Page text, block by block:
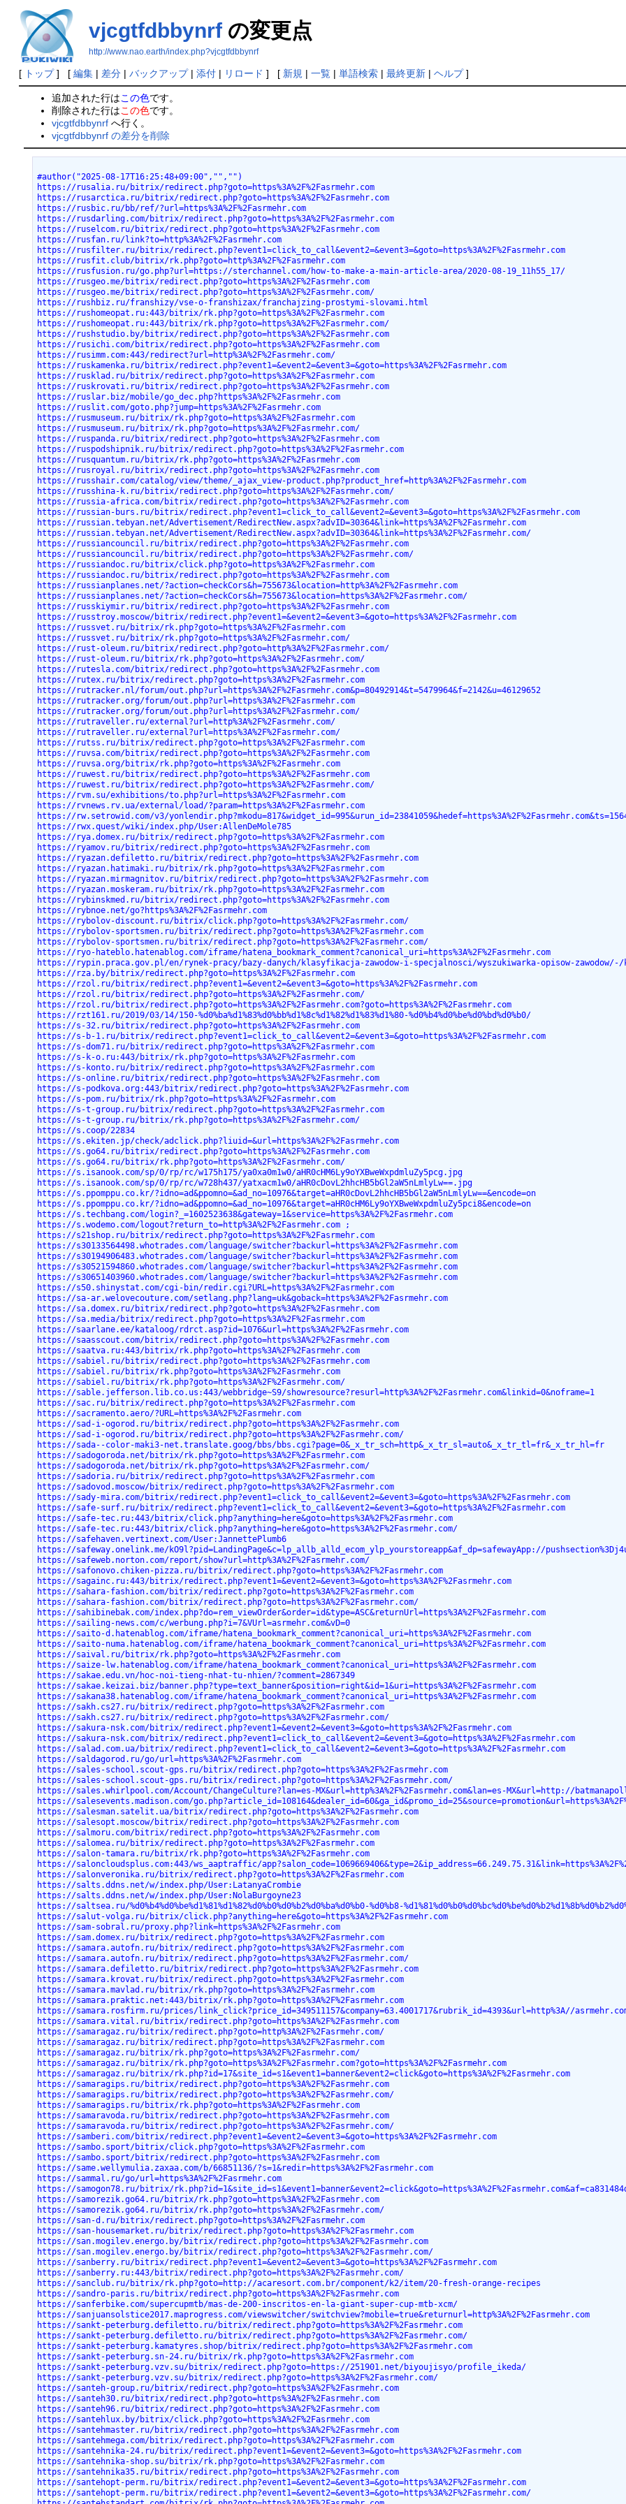
vjcgtfdbbynrfの変更点
http://www.nao.earth/index.php?vjcgtfdbbynrf
[ トップ] [ 編集| 差分| バックアップ| 添付| リロード ] [ 新規 | 一覧| 単語検索| 最終更新| ヘルプ]
追加された行はこの色です。
削除された行はこの色です。
vjcgtfdbbynrf へ行く。
vjcgtfdbbynrf の差分を削除
#author("2025-08-17T16:25:48+09:00","","")
https://rusalia.ru/bitrix/redirect.php?goto=https%3A%2F%2Fasrmehr.com
https://rusarctica.ru/bitrix/redirect.php?goto=https%3A%2F%2Fasrmehr.com
https://rusbic.ru/bb/ref/?url=https%3A%2F%2Fasrmehr.com
https://rusdarling.com/bitrix/redirect.php?goto=https%3A%2F%2Fasrmehr.com
https://ruselcom.ru/bitrix/redirect.php?goto=https%3A%2F%2Fasrmehr.com
https://rusfan.ru/link?to=http%3A%2F%2Fasrmehr.com
https://rusfilter.ru/bitrix/redirect.php?event1=click_to_call&event2=&event3=&goto=https%3A%2F%2Fasrmehr.com
https://rusfit.club/bitrix/rk.php?goto=http%3A%2F%2Fasrmehr.com
https://rusfusion.ru/go.php?url=https://sterchannel.com/how-to-make-a-main-article-area/2020-08-19_11h55_17/
https://rusgeo.me/bitrix/redirect.php?goto=https%3A%2F%2Fasrmehr.com
https://rusgeo.me/bitrix/redirect.php?goto=https%3A%2F%2Fasrmehr.com/
https://rushbiz.ru/franshizy/vse-o-franshizax/franchajzing-prostymi-slovami.html
https://rushomeopat.ru:443/bitrix/rk.php?goto=https%3A%2F%2Fasrmehr.com
https://rushomeopat.ru:443/bitrix/rk.php?goto=https%3A%2F%2Fasrmehr.com/
https://rushstudio.by/bitrix/redirect.php?goto=https%3A%2F%2Fasrmehr.com
https://rusichi.com/bitrix/redirect.php?goto=https%3A%2F%2Fasrmehr.com
https://rusimm.com:443/redirect?url=http%3A%2F%2Fasrmehr.com/
https://ruskamenka.ru/bitrix/redirect.php?event1=&event2=&event3=&goto=https%3A%2F%2Fasrmehr.com
https://rusklad.ru/bitrix/redirect.php?goto=https%3A%2F%2Fasrmehr.com
https://ruskrovati.ru/bitrix/redirect.php?goto=https%3A%2F%2Fasrmehr.com
https://ruslar.biz/mobile/go_dec.php?https%3A%2F%2Fasrmehr.com
https://ruslit.com/goto.php?jump=https%3A%2F%2Fasrmehr.com
https://rusmuseum.ru/bitrix/rk.php?goto=https%3A%2F%2Fasrmehr.com
https://rusmuseum.ru/bitrix/rk.php?goto=https%3A%2F%2Fasrmehr.com/
https://ruspanda.ru/bitrix/redirect.php?goto=https%3A%2F%2Fasrmehr.com
https://ruspodshipnik.ru/bitrix/redirect.php?goto=https%3A%2F%2Fasrmehr.com
https://rusquantum.ru/bitrix/rk.php?goto=https%3A%2F%2Fasrmehr.com
https://rusroyal.ru/bitrix/redirect.php?goto=https%3A%2F%2Fasrmehr.com
https://russhair.com/catalog/view/theme/_ajax_view-product.php?product_href=http%3A%2F%2Fasrmehr.com
https://russhina-k.ru/bitrix/redirect.php?goto=https%3A%2F%2Fasrmehr.com/
https://russia-africa.com/bitrix/redirect.php?goto=https%3A%2F%2Fasrmehr.com
https://russian-burs.ru/bitrix/redirect.php?event1=click_to_call&event2=&event3=&goto=https%3A%2F%2Fasrmehr.com
https://russian.tebyan.net/Advertisement/RedirectNew.aspx?advID=30364&link=https%3A%2F%2Fasrmehr.com
https://russian.tebyan.net/Advertisement/RedirectNew.aspx?advID=30364&link=https%3A%2F%2Fasrmehr.com/
https://russiancouncil.ru/bitrix/redirect.php?goto=https%3A%2F%2Fasrmehr.com
https://russiancouncil.ru/bitrix/redirect.php?goto=https%3A%2F%2Fasrmehr.com/
https://russiandoc.ru/bitrix/click.php?goto=https%3A%2F%2Fasrmehr.com
https://russiandoc.ru/bitrix/redirect.php?goto=https%3A%2F%2Fasrmehr.com
https://russianplanes.net/?action=checkCors&h=755673&location=http%3A%2F%2Fasrmehr.com
https://russianplanes.net/?action=checkCors&h=755673&location=https%3A%2F%2Fasrmehr.com/
https://russkiymir.ru/bitrix/redirect.php?goto=https%3A%2F%2Fasrmehr.com
https://russtroy.moscow/bitrix/redirect.php?event1=&event2=&event3=&goto=https%3A%2F%2Fasrmehr.com
https://russvet.ru/bitrix/rk.php?goto=https%3A%2F%2Fasrmehr.com
https://russvet.ru/bitrix/rk.php?goto=https%3A%2F%2Fasrmehr.com/
https://rust-oleum.ru/bitrix/redirect.php?goto=http%3A%2F%2Fasrmehr.com/
https://rust-oleum.ru/bitrix/rk.php?goto=https%3A%2F%2Fasrmehr.com/
https://rutesla.com/bitrix/redirect.php?goto=https%3A%2F%2Fasrmehr.com
https://rutex.ru/bitrix/redirect.php?goto=https%3A%2F%2Fasrmehr.com
https://rutracker.nl/forum/out.php?url=https%3A%2F%2Fasrmehr.com&p=80492914&t=5479964&f=2142&u=46129652
https://rutracker.org/forum/out.php?url=https%3A%2F%2Fasrmehr.com
https://rutracker.org/forum/out.php?url=https%3A%2F%2Fasrmehr.com/
https://rutraveller.ru/external?url=http%3A%2F%2Fasrmehr.com/
https://rutraveller.ru/external?url=https%3A%2F%2Fasrmehr.com/
https://rutss.ru/bitrix/redirect.php?goto=https%3A%2F%2Fasrmehr.com
https://ruvsa.com/bitrix/redirect.php?goto=https%3A%2F%2Fasrmehr.com
https://ruvsa.org/bitrix/rk.php?goto=https%3A%2F%2Fasrmehr.com
https://ruwest.ru/bitrix/redirect.php?goto=https%3A%2F%2Fasrmehr.com
https://ruwest.ru/bitrix/redirect.php?goto=https%3A%2F%2Fasrmehr.com/
https://rvm.su/exhibitions/to.php?url=https%3A%2F%2Fasrmehr.com
https://rvnews.rv.ua/external/load/?param=https%3A%2F%2Fasrmehr.com
https://rw.setrowid.com/v3/
https://rwx.quest/wiki/index.php/User:AllenDeMole785
https://rya.domex.ru/bitrix/redirect.php?goto=https%3A%2F%2Fasrmehr.com
https://ryamov.ru/bitrix/redirect.php?goto=https%3A%2F%2Fasrmehr.com
https://ryazan.defiletto.ru/bitrix/redirect.php?goto=https%3A%2F%2Fasrmehr.com
https://ryazan.hatimaki.ru/bitrix/rk.php?goto=https%3A%2F%2Fasrmehr.com
https://ryazan.mirmagnitov.ru/bitrix/redirect.php?goto=https%3A%2F%2Fasrmehr.com
https://ryazan.moskeram.ru/bitrix/rk.php?goto=https%3A%2F%2Fasrmehr.com
https://rybinskmed.ru/bitrix/redirect.php?goto=https%3A%2F%2Fasrmehr.com
https://rybnoe.net/go?https%3A%2F%2Fasrmehr.com
https://rybolov-discount.ru/bitrix/click.php?goto=https%3A%2F%2Fasrmehr.com/
https://rybolov-sportsmen.ru/bitrix/redirect.php?goto=https%3A%2F%2Fasrmehr.com
https://rybolov-sportsmen.ru/bitrix/redirect.php?goto=https%3A%2F%2Fasrmehr.com/
https://ryo-hateblo.hatenablog.com/iframe/hatena_bookmark_comment?canonical_uri=https%3A%2F%2Fasrmehr.com
https://rypin.praca.gov.pl/en/rynek-pracy/bazy-danych/klasyfikacja-zawodow-i-specjalnosci/wyszukiwarka-opisow-zawodow/-/
https://rza.by/bitrix/redirect.php?goto=https%3A%2F%2Fasrmehr.com
https://rzol.ru/bitrix/redirect.php?event1=&event2=&event3=&goto=https%3A%2F%2Fasrmehr.com
https://rzol.ru/bitrix/redirect.php?goto=https%3A%2F%2Fasrmehr.com/
https://rzol.ru/bitrix/redirect.php?goto=https%3A%2F%2Fasrmehr.com?goto=https%3A%2F%2Fasrmehr.com
https://rzt161.ru/2019/03/14/150-%d0%ba%d1%83%d0%bb%d1%8c%d1%82%d1%83%d1%80-%d0%b4%d0%be%d0%bd%d0%b0/
https://s-32.ru/bitrix/redirect.php?goto=https%3A%2F%2Fasrmehr.com
https://s-b-1.ru/bitrix/redirect.php?event1=click_to_call&event2=&event3=&goto=https%3A%2F%2Fasrmehr.com
https://s-dom71.ru/bitrix/redirect.php?goto=https%3A%2F%2Fasrmehr.com
https://s-k-o.ru:443/bitrix/rk.php?goto=https%3A%2F%2Fasrmehr.com
https://s-konto.ru/bitrix/redirect.php?goto=https%3A%2F%2Fasrmehr.com
https://s-online.ru/bitrix/redirect.php?goto=https%3A%2F%2Fasrmehr.com
https://s-podkova.org:443/bitrix/redirect.php?goto=https%3A%2F%2Fasrmehr.com
https://s-pom.ru/bitrix/rk.php?goto=https%3A%2F%2Fasrmehr.com
https://s-t-group.ru/bitrix/redirect.php?goto=https%3A%2F%2Fasrmehr.com
https://s-t-group.ru/bitrix/rk.php?goto=https%3A%2F%2Fasrmehr.com/
https://s.coop/22834
https://s.ekiten.jp/check/adclick.php?liuid=&url=https%3A%2F%2Fasrmehr.com
https://s.go64.ru/bitrix/redirect.php?goto=https%3A%2F%2Fasrmehr.com
https://s.go64.ru/bitrix/rk.php?goto=https%3A%2F%2Fasrmehr.com/
https://s.isanook.com/sp/0/rp/rc/w175h175/ya0xa0m1w0/aHR0cHM6Ly9oYXBweWxpdmluZy5pcg.jpg
https://s.isanook.com/sp/0/rp/rc/w728h437/yatxacm1w0/aHR0cDovL2hhcHB5bGl2aW5nLmlyLw==.jpg
https://s.ppomppu.co.kr/?idno=ad&ppomno=&ad_no=10976&target=aHR0cDovL2hhcHB5bGl2aW5nLmlyLw==&encode=on
https://s.ppomppu.co.kr/?idno=ad&ppomno=&ad_no=10976&target=aHR0cHM6Ly9oYXBweWxpdmluZy5pci8&encode=on
https://s.techbang.com/login?_=1602523638&gateway=1&service=https%3A%2F%2Fasrmehr.com
https://s.wodemo.com/logout?return_to=http%3A%2F%2Fasrmehr.com ;
https://s21shop.ru/bitrix/redirect.php?goto=https%3A%2F%2Fasrmehr.com
https://s30133564498.whotrades.com/language/switcher?backurl=https%3A%2F%2Fasrmehr.com
https://s30194906483.whotrades.com/language/switcher?backurl=https%3A%2F%2Fasrmehr.com
https://s30521594860.whotrades.com/language/switcher?backurl=https%3A%2F%2Fasrmehr.com
https://s30651403960.whotrades.com/language/switcher?backurl=https%3A%2F%2Fasrmehr.com
https://s50.shinystat.com/cgi-bin/redir.cgi?URL=https%3A%2F%2Fasrmehr.com
https://sa-ar.welovecouture.com/setlang.php?lang=uk&goback=https%3A%2F%2Fasrmehr.com
https://sa.domex.ru/bitrix/redirect.php?goto=https%3A%2F%2Fasrmehr.com
https://sa.media/bitrix/redirect.php?goto=https%3A%2F%2Fasrmehr.com
https://saarlane.ee/kataloog/rdrct.asp?id=1076&url=https%3A%2F%2Fasrmehr.com
https://saasscout.com/bitrix/redirect.php?goto=https%3A%2F%2Fasrmehr.com
https://saatva.ru:443/bitrix/rk.php?goto=https%3A%2F%2Fasrmehr.com
https://sabiel.ru/bitrix/redirect.php?goto=https%3A%2F%2Fasrmehr.com
https://sabiel.ru/bitrix/rk.php?goto=https%3A%2F%2Fasrmehr.com
https://sabiel.ru/bitrix/rk.php?goto=https%3A%2F%2Fasrmehr.com/
https://sable.jefferson.lib.co.us:443/webbridge~S9/showresource?resurl=http%3A%2F%2Fasrmehr.com&linkid=0&noframe=1
https://sac.ru/bitrix/redirect.php?goto=https%3A%2F%2Fasrmehr.com
https://sacramento.aero/?URL=https%3A%2F%2Fasrmehr.com
https://sad-i-ogorod.ru/bitrix/redirect.php?goto=https%3A%2F%2Fasrmehr.com
https://sad-i-ogorod.ru/bitrix/redirect.php?goto=https%3A%2F%2Fasrmehr.com/
https://sada--color-maki3-net.translate.goog/bbs/bbs.cgi?page=0&_x_tr_sch=http&_x_tr_sl=auto&_x_tr_tl=fr&_x_tr_hl=fr
https://sadogoroda.net/bitrix/rk.php?goto=https%3A%2F%2Fasrmehr.com
https://sadogoroda.net/bitrix/rk.php?goto=https%3A%2F%2Fasrmehr.com/
https://sadoria.ru/bitrix/redirect.php?goto=https%3A%2F%2Fasrmehr.com
https://sadovod.moscow/bitrix/redirect.php?goto=https%3A%2F%2Fasrmehr.com
https://sady-mira.com/bitrix/redirect.php?event1=click_to_call&event2=&event3=&goto=https%3A%2F%2Fasrmehr.com
https://safe-surf.ru/bitrix/redirect.php?event1=click_to_call&event2=&event3=&goto=https%3A%2F%2Fasrmehr.com
https://safe-tec.ru:443/bitrix/click.php?anything=here&goto=https%3A%2F%2Fasrmehr.com
https://safe-tec.ru:443/bitrix/click.php?anything=here&goto=https%3A%2F%2Fasrmehr.com/
https://safehaven.vertinext.com/User:JannettePlumb6
https://safeway.onelink.me/kO9l?pid=LandingPage&c=lp_allb_alld_ecom_ylp_yourstoreapp&af_dp=safewayApp://
https://safeweb.norton.com/report/show?url=http%3A%2F%2Fasrmehr.com/
https://safonovo.chiken-pizza.ru/bitrix/redirect.php?goto=https%3A%2F%2Fasrmehr.com
https://sagainc.ru:443/bitrix/redirect.php?event1=&event2=&event3=&goto=https%3A%2F%2Fasrmehr.com
https://sahara-fashion.com/bitrix/redirect.php?goto=https%3A%2F%2Fasrmehr.com
https://sahara-fashion.com/bitrix/redirect.php?goto=https%3A%2F%2Fasrmehr.com/
https://sahibinebak.com/index.php?do=rem_viewOrder&order=id&type=ASC&returnUrl=https%3A%2F%2Fasrmehr.com
https://sailing-news.com/c/werbung.php?i=7&VUrl=asrmehr.com&vD=0
https://saito-d.hatenablog.com/iframe/hatena_bookmark_comment?canonical_uri=https%3A%2F%2Fasrmehr.com
https://saito-numa.hatenablog.com/iframe/hatena_bookmark_comment?canonical_uri=https%3A%2F%2Fasrmehr.com
https://saival.ru/bitrix/rk.php?goto=https%3A%2F%2Fasrmehr.com
https://saize-lw.hatenablog.com/iframe/hatena_bookmark_comment?canonical_uri=https%3A%2F%2Fasrmehr.com
https://sakae.edu.vn/hoc-noi-tieng-nhat-tu-nhien/?comment=2867349
https://sakae.keizai.biz/banner.php?type=text_banner&position=right&id=1&uri=https%3A%2F%2Fasrmehr.com
https://sakana38.hatenablog.com/iframe/hatena_bookmark_comment?canonical_uri=https%3A%2F%2Fasrmehr.com
https://sakh.cs27.ru/bitrix/redirect.php?goto=https%3A%2F%2Fasrmehr.com
https://sakh.cs27.ru/bitrix/redirect.php?goto=https%3A%2F%2Fasrmehr.com/
https://sakura-nsk.com/bitrix/redirect.php?event1=&event2=&event3=&goto=https%3A%2F%2Fasrmehr.com
https://sakura-nsk.com/bitrix/redirect.php?event1=click_to_call&event2=&event3=&goto=https%3A%2F%2Fasrmehr.com
https://salad.com.ua/bitrix/redirect.php?event1=click_to_call&event2=&event3=&goto=https%3A%2F%2Fasrmehr.com
https://saldagorod.ru/go/url=https%3A%2F%2Fasrmehr.com
https://sales-school.scout-gps.ru/bitrix/redirect.php?goto=https%3A%2F%2Fasrmehr.com
https://sales-school.scout-gps.ru/bitrix/redirect.php?goto=https%3A%2F%2Fasrmehr.com/
https://sales.whirlpool.com/Account/ChangeCulture?lan=es-MX&url=http%3A%2F%2Fasrmehr.com&lan=es-MX&url=http://
https://salesevents.madison.com/
https://salesman.satelit.ua/bitrix/redirect.php?goto=https%3A%2F%2Fasrmehr.com
https://salesopt.moscow/bitrix/redirect.php?goto=https%3A%2F%2Fasrmehr.com
https://salmoru.com/bitrix/redirect.php?goto=https%3A%2F%2Fasrmehr.com
https://salomea.ru/bitrix/redirect.php?goto=https%3A%2F%2Fasrmehr.com
https://salon-tamara.ru/bitrix/rk.php?goto=https%3A%2F%2Fasrmehr.com
https://saloncloudsplus.com:443/ws_aaptraffic/
https://salonveronika.ru/bitrix/redirect.php?goto=https%3A%2F%2Fasrmehr.com
https://salts.ddns.net/w/index.php/User:LatanyaCrombie
https://salts.ddns.net/w/index.php/User:NolaBurgoyne23
https://saltsea.ru/%d0%b4%d0%be%d1%81%d1%82%d0%b0%d0%b2%d0%ba%d0%b0-%d0%b8-
https://salut-volga.ru/bitrix/click.php?anything=here&goto=https%3A%2F%2Fasrmehr.com
https://sam-sobral.ru/proxy.php?link=https%3A%2F%2Fasrmehr.com
https://sam.domex.ru/bitrix/redirect.php?goto=https%3A%2F%2Fasrmehr.com
https://samara.autofn.ru/bitrix/redirect.php?goto=https%3A%2F%2Fasrmehr.com
https://samara.autofn.ru/bitrix/redirect.php?goto=https%3A%2F%2Fasrmehr.com/
https://samara.defiletto.ru/bitrix/redirect.php?goto=https%3A%2F%2Fasrmehr.com
https://samara.krovat.ru/bitrix/redirect.php?goto=https%3A%2F%2Fasrmehr.com
https://samara.mavlad.ru/bitrix/rk.php?goto=https%3A%2F%2Fasrmehr.com
https://samara.praktic.net:443/bitrix/rk.php?goto=https%3A%2F%2Fasrmehr.com
https://samara.rosfirm.ru/prices/link_click?price_id=349511157&company=63.4001717&rubrik_id=4393&url=http%3A//
https://samara.vital.ru/bitrix/redirect.php?goto=https%3A%2F%2Fasrmehr.com
https://samaragaz.ru/bitrix/redirect.php?goto=http%3A%2F%2Fasrmehr.com/
https://samaragaz.ru/bitrix/redirect.php?goto=https%3A%2F%2Fasrmehr.com
https://samaragaz.ru/bitrix/rk.php?goto=https%3A%2F%2Fasrmehr.com/
https://samaragaz.ru/bitrix/rk.php?goto=https%3A%2F%2Fasrmehr.com?goto=https%3A%2F%2Fasrmehr.com
https://samaragaz.ru/bitrix/rk.php?id=17&site_id=s1&event1=banner&event2=click&goto=https%3A%2F%2Fasrmehr.com
https://samaragips.ru/bitrix/redirect.php?goto=https%3A%2F%2Fasrmehr.com
https://samaragips.ru/bitrix/redirect.php?goto=https%3A%2F%2Fasrmehr.com/
https://samaragips.ru/bitrix/rk.php?goto=https%3A%2F%2Fasrmehr.com
https://samaravoda.ru/bitrix/redirect.php?goto=https%3A%2F%2Fasrmehr.com
https://samaravoda.ru/bitrix/redirect.php?goto=https%3A%2F%2Fasrmehr.com/
https://samberi.com/bitrix/redirect.php?event1=&event2=&event3=&goto=https%3A%2F%2Fasrmehr.com
https://sambo.sport/bitrix/click.php?goto=https%3A%2F%2Fasrmehr.com
https://sambo.sport/bitrix/redirect.php?goto=https%3A%2F%2Fasrmehr.com
https://same.wellymulia.zaxaa.com/b/66851136/?s=1&redir=https%3A%2F%2Fasrmehr.com
https://sammal.ru/go/url=https%3A%2F%2Fasrmehr.com
https://samogon78.ru/bitrix/
https://samorezik.go64.ru/bitrix/rk.php?goto=https%3A%2F%2Fasrmehr.com
https://samorezik.go64.ru/bitrix/rk.php?goto=https%3A%2F%2Fasrmehr.com/
https://san-d.ru/bitrix/redirect.php?goto=https%3A%2F%2Fasrmehr.com
https://san-housemarket.ru/bitrix/redirect.php?goto=https%3A%2F%2Fasrmehr.com
https://san.mogilev.energo.by/bitrix/redirect.php?goto=https%3A%2F%2Fasrmehr.com
https://san.mogilev.energo.by/bitrix/redirect.php?goto=https%3A%2F%2Fasrmehr.com/
https://sanberry.ru/bitrix/redirect.php?event1=&event2=&event3=&goto=https%3A%2F%2Fasrmehr.com
https://sanberry.ru:443/bitrix/redirect.php?goto=https%3A%2F%2Fasrmehr.com/
https://sanclub.ru/bitrix/rk.php?goto=http://acaresort.com.br/component/k2/item/20-fresh-orange-recipes
https://sandro-paris.ru/bitrix/redirect.php?goto=https%3A%2F%2Fasrmehr.com
https://sanferbike.com/supercupmtb/mas-de-200-inscritos-en-la-giant-super-cup-mtb-xcm/
https://sanjuansolstice2017.maprogress.com/viewswitcher/switchview?mobile=true&returnurl=http%3A%2F%2Fasrmehr.com
https://sankt-peterburg.defiletto.ru/bitrix/redirect.php?goto=https%3A%2F%2Fasrmehr.com
https://sankt-peterburg.defiletto.ru/bitrix/redirect.php?goto=https%3A%2F%2Fasrmehr.com/
https://sankt-peterburg.kamatyres.shop/bitrix/redirect.php?goto=https%3A%2F%2Fasrmehr.com
https://sankt-peterburg.sn-24.ru/bitrix/rk.php?goto=https%3A%2F%2Fasrmehr.com
https://sankt-peterburg.vzv.su/bitrix/redirect.php?goto=https://251901.net/biyoujisyo/profile_ikeda/
https://sankt-peterburg.vzv.su/bitrix/redirect.php?goto=https%3A%2F%2Fasrmehr.com/
https://santeh-group.ru/bitrix/redirect.php?goto=https%3A%2F%2Fasrmehr.com
https://santeh30.ru/bitrix/redirect.php?goto=https%3A%2F%2Fasrmehr.com
https://santeh96.ru/bitrix/redirect.php?goto=https%3A%2F%2Fasrmehr.com
https://santehlux.by/bitrix/click.php?goto=https%3A%2F%2Fasrmehr.com
https://santehmaster.ru/bitrix/redirect.php?goto=https%3A%2F%2Fasrmehr.com
https://santehmega.com/bitrix/redirect.php?goto=https%3A%2F%2Fasrmehr.com
https://santehnika-24.ru/bitrix/redirect.php?event1=&event2=&event3=&goto=https%3A%2F%2Fasrmehr.com
https://santehnika-shop.su/bitrix/rk.php?goto=https%3A%2F%2Fasrmehr.com
https://santehnika35.ru/bitrix/redirect.php?goto=https%3A%2F%2Fasrmehr.com
https://santehopt-perm.ru/bitrix/redirect.php?event1=&event2=&event3=&goto=https%3A%2F%2Fasrmehr.com
https://santehopt-perm.ru/bitrix/redirect.php?event1=&event2=&event3=&goto=https%3A%2F%2Fasrmehr.com/